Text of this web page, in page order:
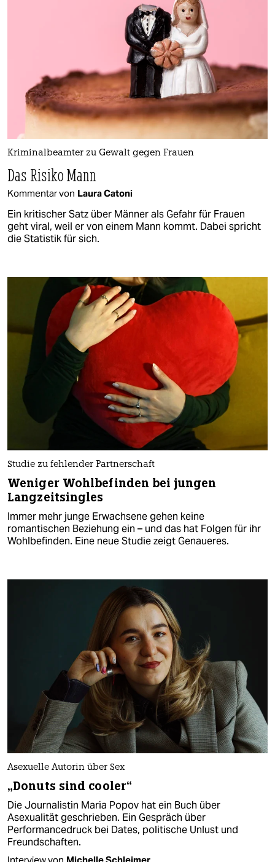
Kriminalbeamter zu Gewalt gegen Frauen
Das Risiko Mann
Kommentar von Laura Catoni
Ein kritischer Satz über Männer als Gefahr für Frauen
geht viral, weil er von einem Mann kommt. Dabei spricht
die Statistik für sich.
Studie zu fehlender Partnerschaft
Weniger Wohlbefinden bei jungen
Langzeitsingles
Immer mehr junge Erwachsene gehen keine
romantischen Beziehung ein – und das hat Folgen für ihr
Wohlbefinden. Eine neue Studie zeigt Genaueres.
Asexuelle Autorin über Sex
„Donuts sind cooler“
Die Journalistin Maria Popov hat ein Buch über
Asexualität geschrieben. Ein Gespräch über
Performancedruck bei Dates, politische Unlust und
Freundschaften.
Interview von Michelle Schleimer